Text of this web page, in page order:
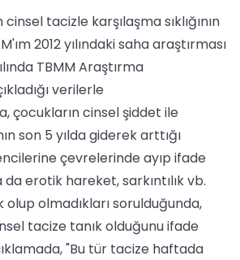
tacizle karşılaşma sıklığının
2012 yılındaki saha araştırması
TBMM Araştırma
verilerle
çocukların cinsel şiddet ile
son 5 yılda giderek arttığı
çevrelerinde ayıp ifade
da erotik hareket, sarkıntılık vb.
olup olmadıkları sorulduğunda,
tacize tanık olduğunu ifade
"Bu tür tacize haftada